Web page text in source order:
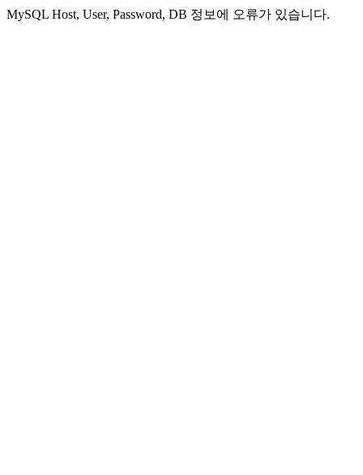
MySQL Host, User, Password, DB 정보에 오류가 있습니다.